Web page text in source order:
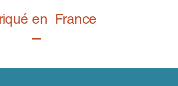
en France